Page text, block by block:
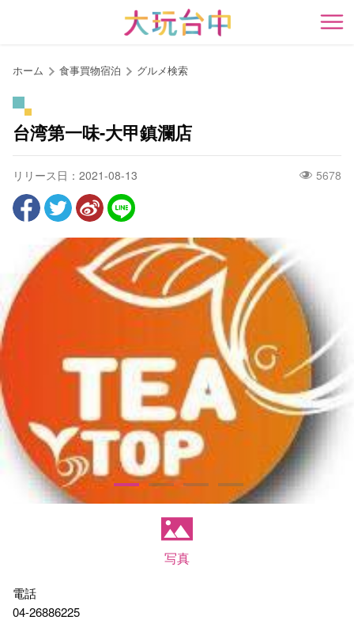
開
ホーム 食事買物宿泊 グルメ検索
台湾第一味-大甲鎮瀾店
リリース日：2021-08-13 5678
写真
電話
04-26886225